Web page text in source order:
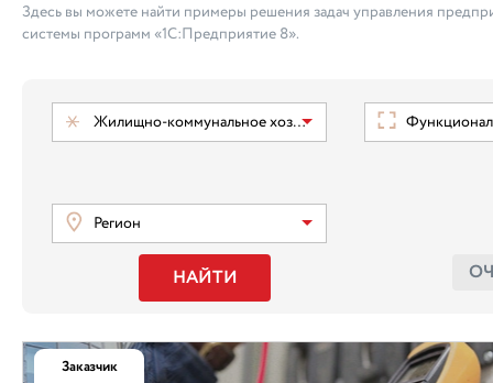
Здесь вы можете найти примеры решения задач управления
системы программ «1С:Предприятие 8».
Жилищно-коммунальное хозяйство
Регион
НАЙТИ
Заказчик